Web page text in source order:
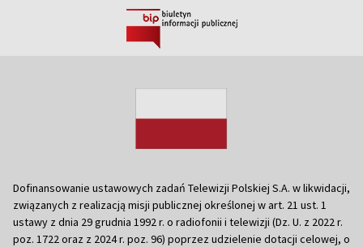
Dofinansowanie ustawowych zadań Telewizji Polskiej S.A. w likwidacji,
związanych z realizacją misji publicznej określonej w art. 21 ust. 1
ustawy z dnia 29 grudnia 1992 r. o radiofonii i telewizji (Dz. U. z 2022 r.
poz. 1722 oraz z 2024 r. poz. 96) poprzez udzielenie dotacji celowej, o